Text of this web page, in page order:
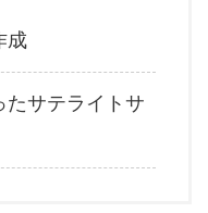
成
たサテライトサ